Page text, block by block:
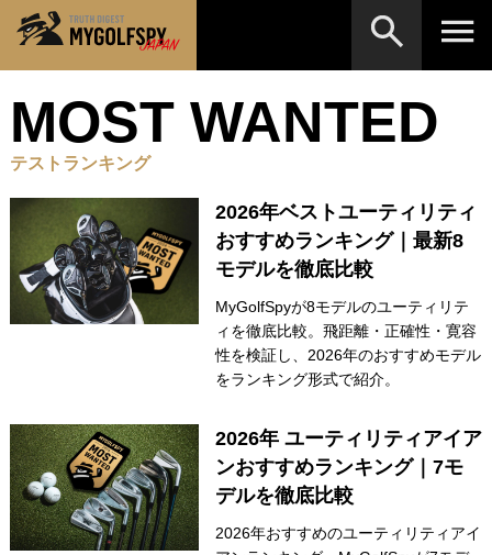
MOST WANTED
テストランキング
2026年ベストユーティリティ
おすすめランキング｜最新8
モデルを徹底比較
MyGolfSpyが8モデルのユーティリテ
ィを徹底比較。飛距離・正確性・寛容
性を検証し、2026年のおすすめモデル
をランキング形式で紹介。
2026年 ユーティリティアイア
ンおすすめランキング｜7モ
デルを徹底比較
2026年おすすめのユーティリティアイ
MOST WANTED テストランキング
NEW RELEASES
HOW TO ゴルフ上達・実践テクニック
LAB テスト・データ検証
Golf News ゴルフニュース
FAIRWAY WOODS フェアウェイウッド
HYBRIDS ハイブリッド
IRONS アイアン
※メーカー名やクラブ名など、検索したい事柄を入
力してください。